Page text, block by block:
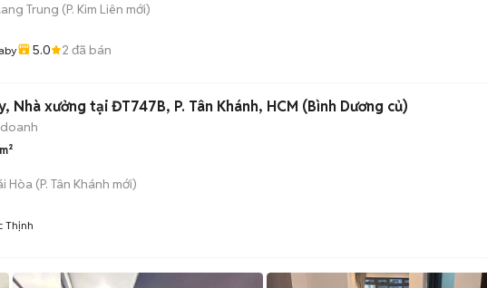
Trung (P. Kim Liên mới)
5.0 2 đã bán
Nhà xưởng tại ĐT747B, P. Tân Khánh, HCM (Bình Dương củ)
Hòa (P. Tân Khánh mới)
Thịnh